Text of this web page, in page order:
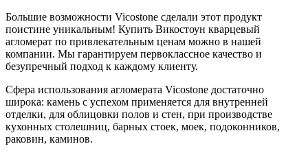
Большие возможности Vicostone сделали этот продукт
поистине уникальным! Купить Викостоун кварцевый
агломерат по привлекательным ценам можно в нашей
компании. Мы гарантируем первоклассное качество и
безупречный подход к каждому клиенту.
Сфера использования агломерата Vicostone достаточно
широка: камень с успехом применяется для внутренней
отделки, для облицовки полов и стен, при производстве
кухонных столешниц, барных стоек, моек, подоконников,
раковин, каминов.